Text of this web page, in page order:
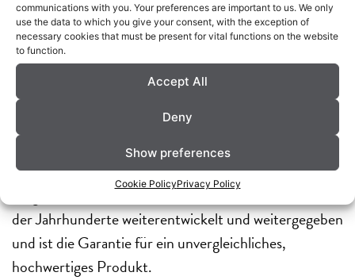
communications with you. Your preferences are important to us. We only
use the data to which you give your consent, with the exception of
necessary cookies that must be present for vital functions on the website
to function.
Accept All
Deny
Show preferences
Cookie PolicyPrivacy Policy
Wir erwecken auf der Grundlage unseres Wissens von
Kaminen und Speckstein solche Zeichnungen zum
Leben. Der fertige Kamin ist ein einzigartiges Produkt
und wird mit Hilfe moderner computergesteuerten
Maschinen kombiniert mit Handwerkskunst
hergestellt. Unsere Produktionsmitarbeiter wurden
über Generationen hinweg in dieser Disziplin
ausgebildet. Das Wissen wird auf diese Weise im Laufe
der Jahrhunderte weiterentwickelt und weitergegeben
und ist die Garantie für ein unvergleichliches,
hochwertiges Produkt.